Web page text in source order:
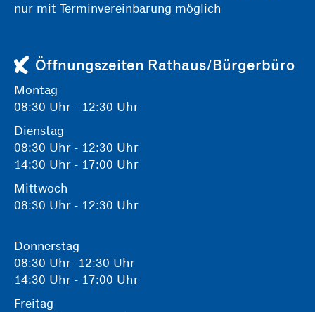
nur mit Terminvereinbarung möglich
Öffnungszeiten Rathaus/Bürgerbüro
Montag
08:30 Uhr - 12:30 Uhr
Dienstag
08:30 Uhr - 12:30 Uhr
14:30 Uhr - 17:00 Uhr
Mittwoch
08:30 Uhr - 12:30 Uhr
Donnerstag
08:30 Uhr -12:30 Uhr
14:30 Uhr - 17:00 Uhr
Freitag